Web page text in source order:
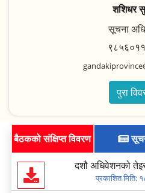
२२ जना, नेपाल कम्युनिष्ट पार्टी (माओवादी
पार्टीबाट २, नेपाल समाजवादी पार्टीबाट १
सदस्यको प्रतिनिधित्व रहेको अवस्था हो ।
गण्डकी प्रदेशको प्रदेश सभा पोखरा
प्रशिक्षण केन्द्रको कम्पाउण्ड भित्र रहेको
समितिका वैठक कक्षहरु रहेका भवन,
अधिकांश भवनहरु साविकको नगर विकास
प्रशिक्षण प्रतिष्ठान) ले प्रयोग गरिरहेका
२. प्रदेश सभा, गण्डकी प्रदेशको स्थापना
शशिधर
सूचना
पुरा
बैठकको संक्षिप्त विवरण
दशौ अधिवेशनको
प्रकाशित मिति: